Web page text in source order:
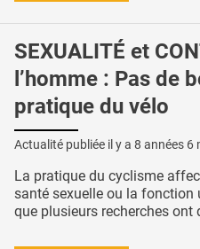
SEXUALITÉ et
l’homme : Pas de
pratique du vélo
Actualité publiée il y a 8 années 6
La pratique du cyclisme
santé sexuelle ou la fonction
que plusieurs recherches ont